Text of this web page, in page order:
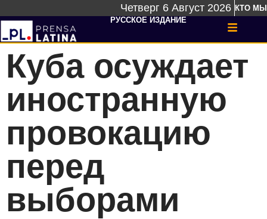
Четверг 6 Август 2026 КТО МЫ
РУССКОЕ ИЗДАНИЕ
Куба осуждает
иностранную
провокацию
перед
выборами